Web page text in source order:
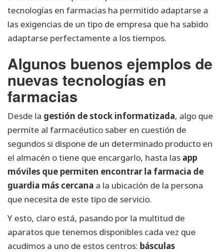
tecnologías en farmacias ha permitido adaptarse a
las exigencias de un tipo de empresa que ha sabido
adaptarse perfectamente a los tiempos.
Algunos buenos ejemplos de
nuevas tecnologías en
farmacias
Desde la gestión de stock informatizada, algo que
permite al farmacéutico saber en cuestión de
segundos si dispone de un determinado producto en
el almacén o tiene que encargarlo, hasta las app
móviles que permiten encontrar la farmacia de
guardia más cercana a la ubicación de la persona
que necesita de este tipo de servicio.
Y esto, claro está, pasando por la multitud de
aparatos que tenemos disponibles cada vez que
acudimos a uno de estos centros: básculas